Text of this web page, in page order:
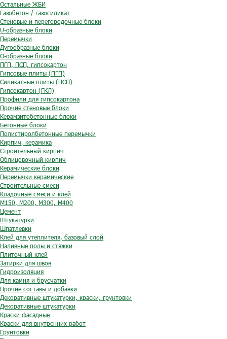
Остальные ЖБИ
Газобетон / газосиликат
Стеновые и перегородочные блоки
U-образные блоки
Перемычки
Дугообразные блоки
O-образные блоки
ПГП, ПСП, гипсокартон
Гипсовые плиты (ПГП)
Силикатные плиты (ПСП)
Гипсокартон (ГКЛ)
Профили для гипсокартона
Прочие стеновые блоки
Керамзитобетонные блоки
Бетонные блоки
Полистиролбетонные перемычки
Кирпич, керамика
Строительный кирпич
Облицовочный кирпич
Керамические блоки
Перемычки керамические
Строительные смеси
Кладочные смеси и клей
М150, М200, М300, М400
Цемент
Штукатурки
Шпатлевки
Клей для утеплителя, базовый слой
Наливные полы и стяжки
Плиточный клей
Затирки для швов
Гидроизоляция
Для камня и брусчатки
Прочие составы и добавки
Декоративные штукатурки, краски, грунтовки
Декоративные штукатурки
Краски фасадные
Краски для внутренних работ
Грунтовки